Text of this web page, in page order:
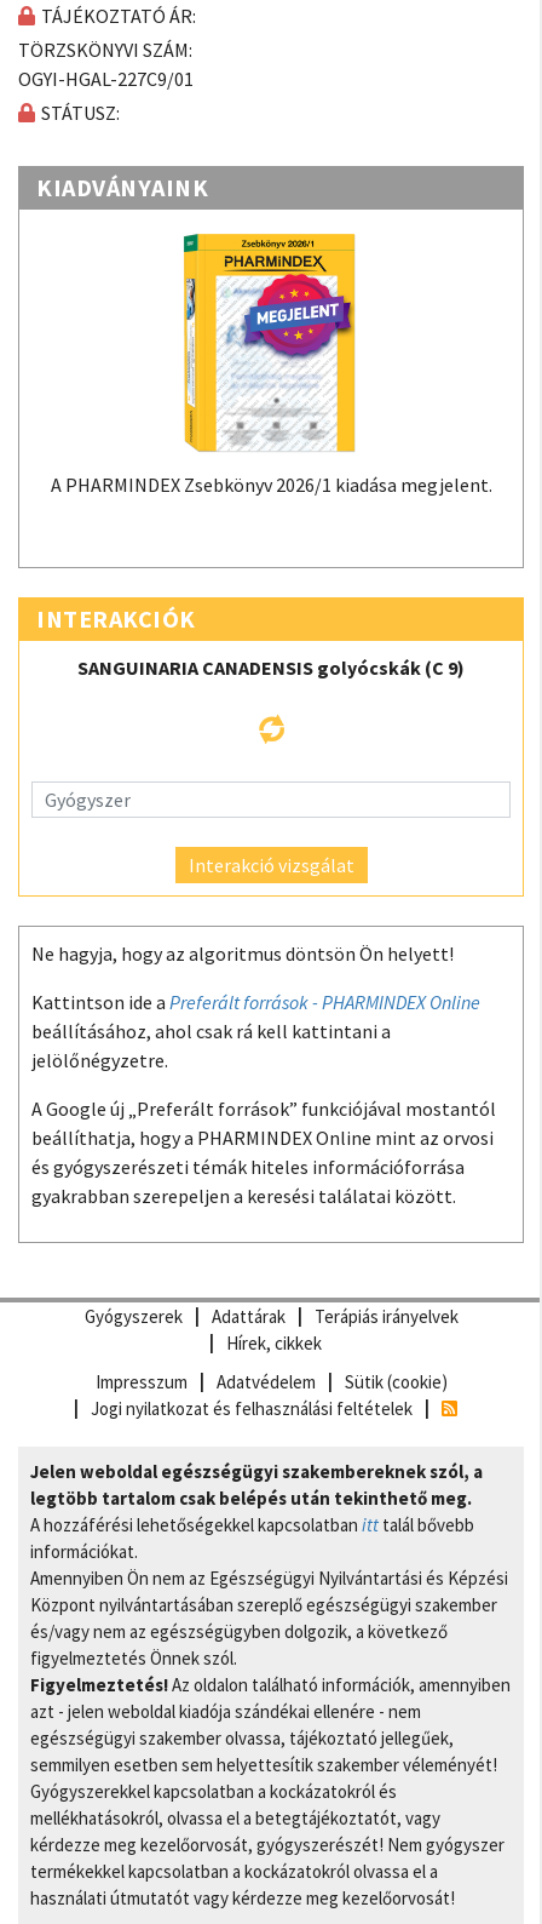
TÁJÉKOZTATÓ ÁR:
TÖRZSKÖNYVI SZÁM:
OGYI-HGAL-227C9/01
STÁTUSZ:
KIADVÁNYAINK
A PHARMINDEX Zsebkönyv 2026/1 kiadása megjelent.
INTERAKCIÓK
SANGUINARIA CANADENSIS golyócskák (C 9)
Interakció vizsgálat
Ne hagyja, hogy az algoritmus döntsön Ön helyett!
Kattintson ide a Preferált források - PHARMINDEX Online
beállításához, ahol csak rá kell kattintani a
jelölőnégyzetre.
A Google új „Preferált források” funkciójával mostantól
beállíthatja, hogy a PHARMINDEX Online mint az orvosi
és gyógyszerészeti témák hiteles információforrása
gyakrabban szerepeljen a keresési találatai között.
Gyógyszerek Adattárak
Terápiás irányelvek
Hírek, cikkek
Impresszum
Adatvédelem
Sütik (cookie)
Jogi nyilatkozat és felhasználási feltételek
Jelen weboldal egészségügyi szakembereknek szól, a
legtöbb tartalom csak belépés után tekinthető meg.
A hozzáférési lehetőségekkel kapcsolatban itt talál bővebb
információkat.
Amennyiben Ön nem az Egészségügyi Nyilvántartási és Képzési
Központ nyilvántartásában szereplő egészségügyi szakember
és/vagy nem az egészségügyben dolgozik, a következő
figyelmeztetés Önnek szól.
Figyelmeztetés!Az oldalon található információk, amennyiben
azt - jelen weboldal kiadója szándékai ellenére - nem
egészségügyi szakember olvassa, tájékoztató jellegűek,
semmilyen esetben sem helyettesítik szakember véleményét!
Gyógyszerekkel kapcsolatban a kockázatokról és
mellékhatásokról, olvassa el a betegtájékoztatót, vagy
kérdezze meg kezelőorvosát, gyógyszerészét! Nem gyógyszer
termékekkel kapcsolatban a kockázatokról olvassa el a
használati útmutatót vagy kérdezze meg kezelőorvosát!